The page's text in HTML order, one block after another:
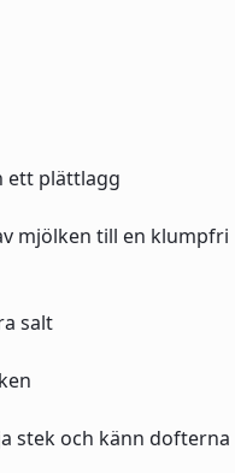
ett plättlagg
mjölken till en klumpfri
salt
stek och känn dofterna